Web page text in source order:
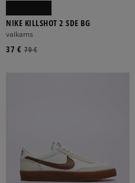
NIKE KILLSHOT 2 SDE BG
vaikams
70 €
37 €